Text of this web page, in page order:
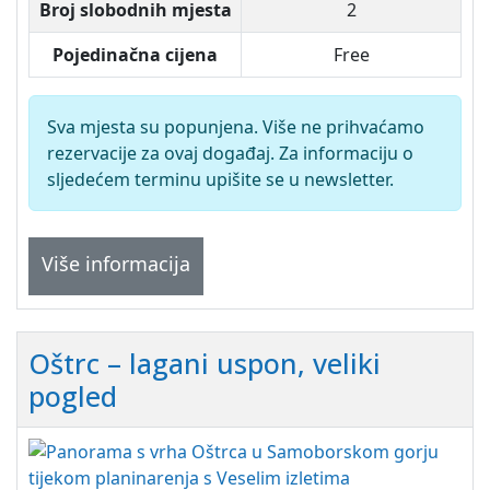
Broj slobodnih mjesta
2
Pojedinačna cijena
Free
Sva mjesta su popunjena. Više ne prihvaćamo
rezervacije za ovaj događaj. Za informaciju o
sljedećem terminu upišite se u newsletter.
Više informacija
Oštrc – lagani uspon, veliki
pogled